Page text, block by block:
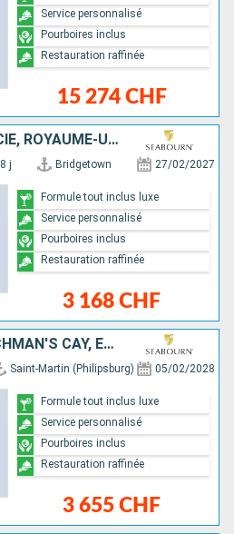
15 274 CHF
Service personnalisé
Pourboires inclus
Restauration raffinée
BARBADE, SAINTE-LUCIE, ROYAUME-UNI, ANTIGUA-ET-BARBUDA, ÉTATS-UNIS, JOST VAN DYKE, SAINT-MARTIN
8 j Bridgetown 27/02/2027
3 168 CHF
Formule tout inclus luxe
Service personnalisé
Pourboires inclus
Restauration raffinée
SAINT-MARTIN, FRENCHMAN'S CAY, ÉTATS-UNIS, ANTIGUA-ET-BARBUDA, SAINT VINCENT-ET-LES-GRENADINES, GRENADE, BARBADE
Saint-Martin (Philipsburg) 05/02/2028
3 655 CHF
Formule tout inclus luxe
Service personnalisé
Pourboires inclus
Restauration raffinée